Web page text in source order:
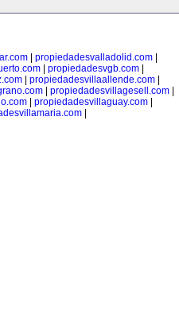
propiedadesvalladolid.com
| propiedadesvgb.com|
| propiedadesvillaallende.com|
| propiedadesvillagesell.com|
propiedadesvillaguay.com